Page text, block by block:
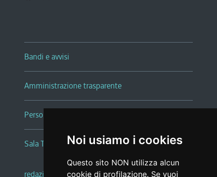
Noi usiamo i cookies
Questo sito NON utilizza alcun
cookie di profilazione. Se vuoi
Bandi e avvisi
Amministrazione trasparente
Persone e Uffici
Sala Tiziano Tessitori
redazione web |note legali |glossario